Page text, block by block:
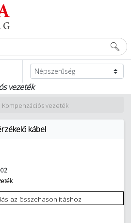
vezeték
Kompenzációs vezeték
kábel
az összehasonlításhoz